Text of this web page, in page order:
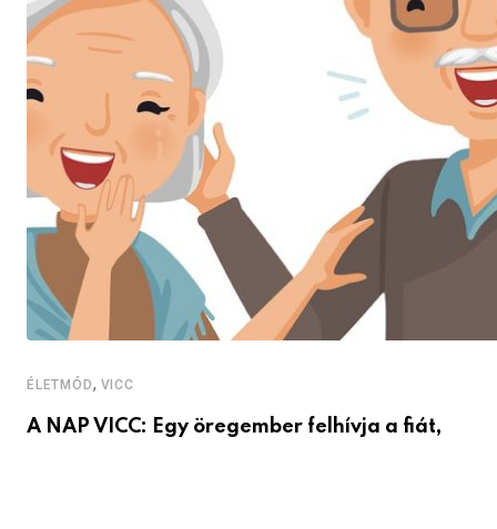
ÉLETMÓD, VICC
A NAP VICC: Egy öregember felhívja a fiát,